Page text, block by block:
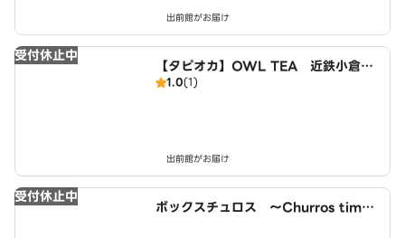
出前館がお届け
受付休止中
【タピオカ】OWL TEA 近鉄小倉駅
西店
1.0(1)
出前館がお届け
受付休止中
ボックスチュロス ～Churros time